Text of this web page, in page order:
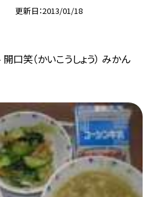
更新日 2013/01/18
口笑（かいこうしょう） みかん